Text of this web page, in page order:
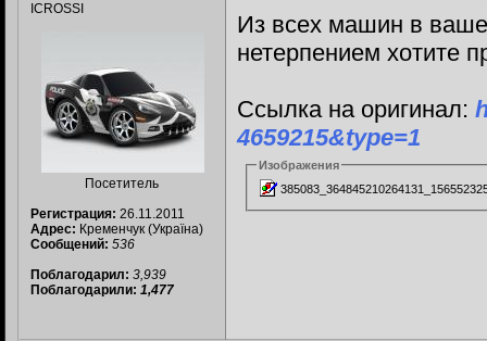
ICROSSI
Посетитель
Регистрация: 26.11.2011
Адрес: Кременчук (Україна)
Сообщений: 536
Поблагодарил: 3,939
Поблагодарили: 1,477
Из всех машин в
нетерпением хотите
Ссылка на оригинал:
4659215&type=1
Изображения